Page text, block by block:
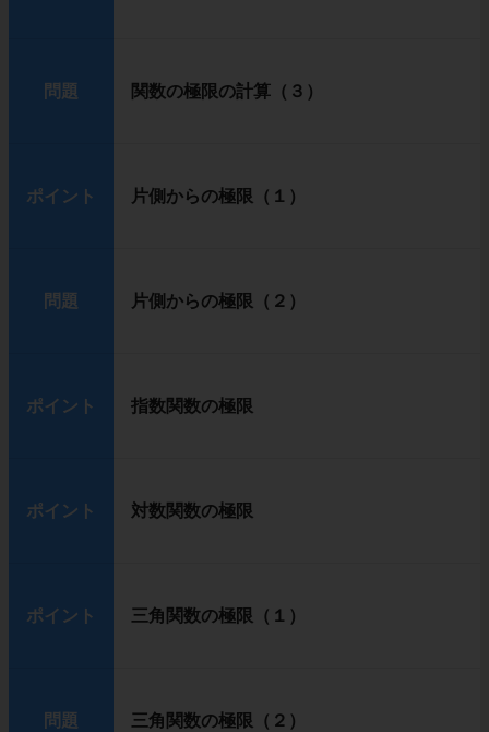
問題 関数の極限の計算（３）
ポイント 片側からの極限（１）
問題 片側からの極限（２）
ポイント 指数関数の極限
ポイント 対数関数の極限
ポイント 三角関数の極限（１）
問題 三角関数の極限（２）